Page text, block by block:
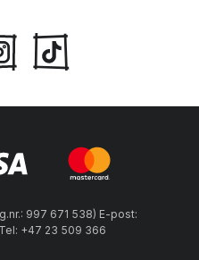
997 671 538) E-post:
+47 23 509 366